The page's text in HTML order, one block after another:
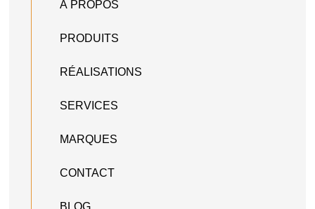
À PROPOS
PRODUITS
RÉALISATIONS
SERVICES
MARQUES
CONTACT
BLOG